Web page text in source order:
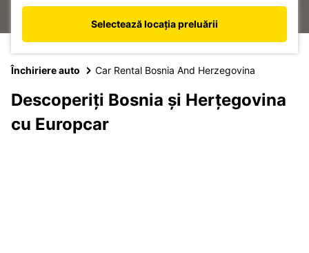
Selectează locația preluării
Închiriere auto Car Rental Bosnia And Herzegovina
Descoperiți Bosnia și Herțegovina
cu Europcar